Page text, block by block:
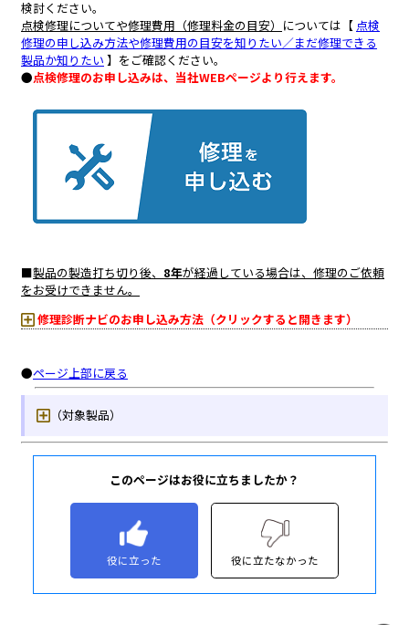
このページはお役に立ちましたか？
役に立った 役に立たなかった